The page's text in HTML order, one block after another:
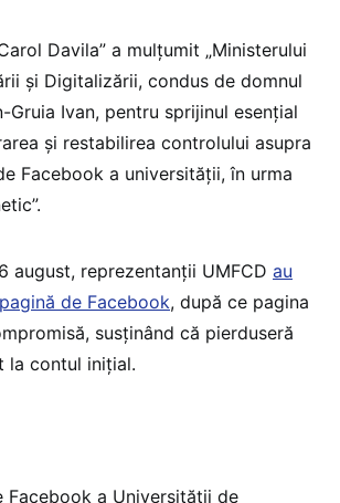
Davila” a mulțumit „Ministerului
și Digitalizării, condus de domnul
Gruia Ivan, pentru sprijinul esențial
și restabilirea controlului asupra
Facebook a universității, în urma
august, reprezentanții UMFCD au
de Facebook, după ce pagina
susținând că pierduseră
la contul inițial.
Facebook a Universității de